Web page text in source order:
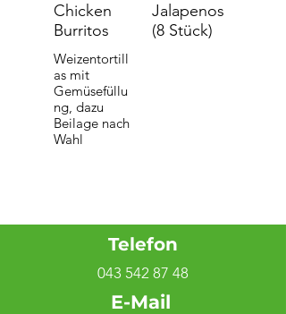
Chicken
Burritos
Weizentortill
as mit
Gemüsefüllu
ng, dazu
Beilage nach
Wahl
Jalapenos
(8 Stück)
Telefon
043 542 87 48
E-Mail